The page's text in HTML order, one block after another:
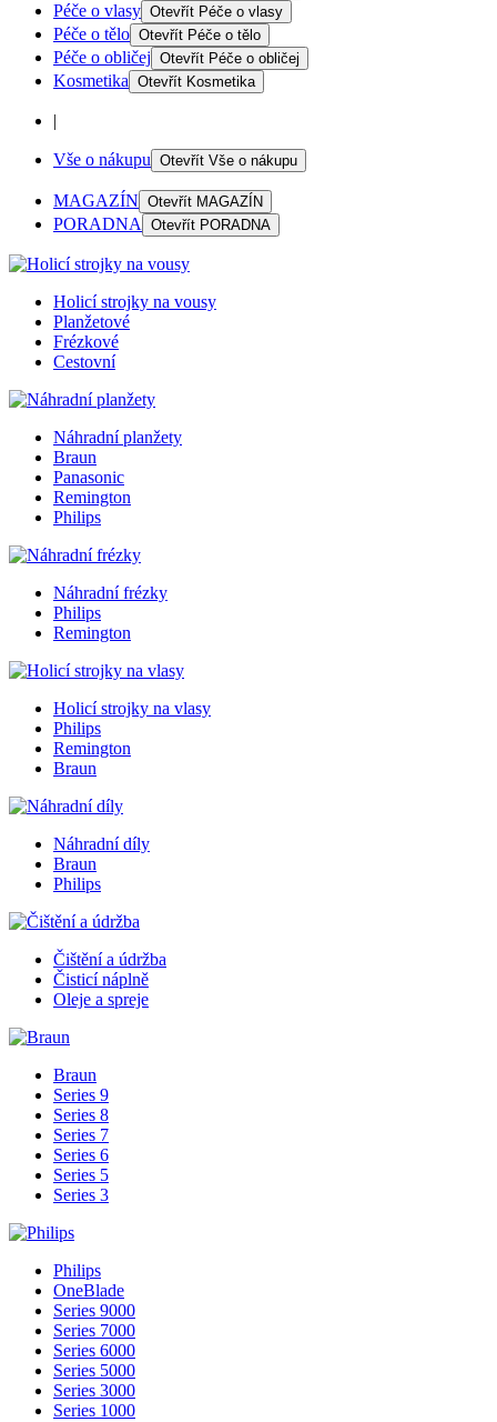
Péče o vlasy Otevřít Péče o vlasy
Péče o tělo Otevřít Péče o tělo
Péče o obličej Otevřít Péče o obličej
Kosmetika Otevřít Kosmetika
|
Vše o nákupu Otevřít Vše o nákupu
MAGAZÍN Otevřít MAGAZÍN
PORADNA Otevřít PORADNA
Holicí strojky na vousy
Planžetové
Frézkové
Cestovní
Náhradní planžety
Braun
Panasonic
Remington
Philips
Náhradní frézky
Philips
Remington
Holicí strojky na vlasy
Philips
Remington
Braun
Náhradní díly
Braun
Philips
Čištění a údržba
Čisticí náplně
Oleje a spreje
Braun
Series 9
Series 8
Series 7
Series 6
Series 5
Series 3
Philips
OneBlade
Series 9000
Series 7000
Series 6000
Series 5000
Series 3000
Series 1000